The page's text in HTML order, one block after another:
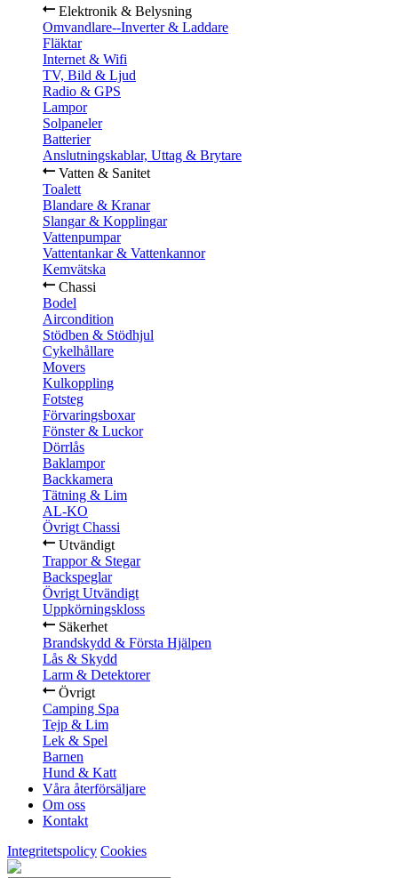
Elektronik & Belysning
Omvandlare--Inverter & Laddare
Fläktar
Internet & Wifi
TV, Bild & Ljud
Radio & GPS
Lampor
Solpaneler
Batterier
Anslutningskablar, Uttag & Brytare
Vatten & Sanitet
Toalett
Blandare & Kranar
Slangar & Kopplingar
Vattenpumpar
Vattentankar & Vattenkannor
Kemvätska
Chassi
Bodel
Aircondition
Stödben & Stödhjul
Cykelhållare
Movers
Kulkoppling
Fotsteg
Förvaringsboxar
Fönster & Luckor
Dörrlås
Baklampor
Backkamera
Tätning & Lim
AL-KO
Övrigt Chassi
Utvändigt
Trappor & Stegar
Backspeglar
Övrigt Utvändigt
Uppkörningskloss
Säkerhet
Brandskydd & Första Hjälpen
Lås & Skydd
Larm & Detektorer
Övrigt
Camping Spa
Tejp & Lim
Lek & Spel
Barnen
Hund & Katt
Våra återförsäljare
Om oss
Kontakt
Integritetspolicy Cookies